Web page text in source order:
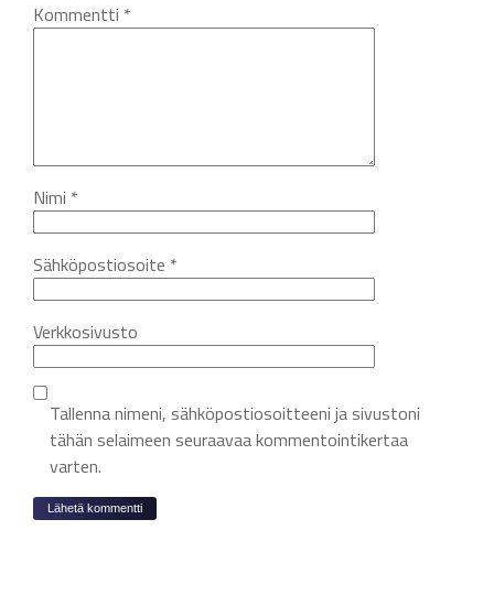
Kommentti *
Nimi *
Sähköpostiosoite *
Verkkosivusto
Tallenna nimeni, sähköpostiosoitteeni ja sivustoni
tähän selaimeen seuraavaa kommentointikertaa
varten.